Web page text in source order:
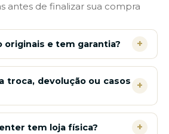
antes de finalizar sua compra
originais e tem garantia? +
troca, devolução ou casos
+
tem loja física? +